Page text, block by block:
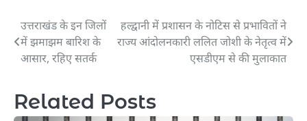
Post
navigation
उत्तराखंड के इन जिलों
में झमाझम बारिश के
आसार, रहिए सतर्क
हल्द्वानी में प्रशासन के नोटिस से प्रभावितों ने
राज्य आंदोलनकारी ललित जोशी के नेतृत्व में
एसडीएम से की मुलाकात
Related Posts